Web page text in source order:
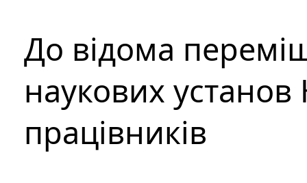
До відома
наукових установ
працівників